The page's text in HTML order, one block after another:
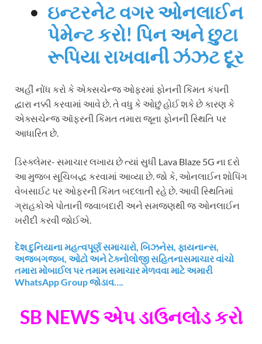
ઇન્ટરનેટ વગર ઓનલાઈન
પેમેન્ટ કરો! પિન અને છુટા
રૂપિયા રાખવાની ઝંઝટ દૂર
અહીં નોંધ કરો કે એક્સચેન્જ ઓફરમાં ફોનની કિંમત કંપની
દ્વારા નક્કી કરવામાં આવે છે. તે વધુ કે ઓછું હોઈ શકે છે કારણ કે
એક્સચેન્જ ઑફરની કિંમત તમારા જૂના ફોનની સ્થિતિ પર
આધારિત છે.
ડિસ્ક્લેમર- સમાચાર લખાય છે ત્યાં સુધી Lava Blaze 5G ના દરો
આ મુજબ સૂચિબદ્ધ કરવામાં આવ્યા છે. જો કે, ઓનલાઈન શોપિંગ
વેબસાઈટ પર ઓફરની કિંમત બદલાતી રહે છે. આવી સ્થિતિમાં
ગ્રાહકોએ પોતાની જવાબદારી અને સમજણથી જ ઓનલાઈન
ખરીદી કરવી જોઈએ.
દેશ દુનિયાના મહત્વપૂર્ણ સમાચારો, બિઝનેસ, ફાયનાન્સ,
અજબગજબ, ઓટો અને ટેક્નોલોજી સહિતનાસમાચાર વાંચો
તમારા મોબાઈલ પર તમામ સમાચાર મેળવવા માટે અમારી
WhatsApp Group જોડાવ….
SB NEWS એપ ડાઉનલોડ કરો